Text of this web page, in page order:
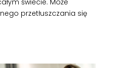
przetłuszczania się